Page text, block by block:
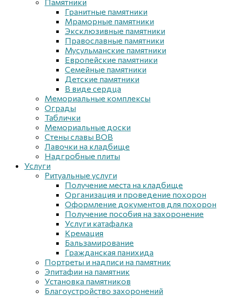
Гранитные памятники
Мраморные памятники
Эксклюзивные памятники
Православные памятники
Мусульманские памятники
Европейские памятники
Семейные памятники
Детские памятники
В виде сердца
Мемориальные комплексы
Ограды
Таблички
Мемориальные доски
Стены славы ВОВ
Лавочки на кладбище
Надгробные плиты
Услуги
Ритуальные услуги
Получение места на кладбище
Организация и проведение похорон
Оформление документов для похорон
Получение пособия на захоронение
Услуги катафалка
Кремация
Бальзамирование
Гражданская панихида
Портреты и надписи на памятник
Эпитафии на памятник
Установка памятников
Благоустройство захоронений